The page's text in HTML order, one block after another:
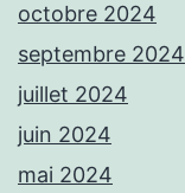
octobre 2024
septembre 2024
juillet 2024
juin 2024
mai 2024